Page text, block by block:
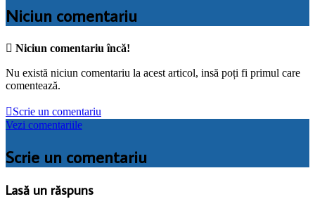
Niciun comentariu
 Niciun comentariu încă!
Nu există niciun comentariu la acest articol, insă poți fi primul care
comentează.
Scrie un comentariu
Vezi comentariile
Scrie un comentariu
Lasă un răspuns